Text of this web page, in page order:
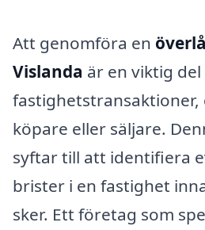
Att genomföra en
Vislanda är en viktig del
köpare eller säljare.
syftar till att identifiera
brister i en fastighet
sker. Ett företag som